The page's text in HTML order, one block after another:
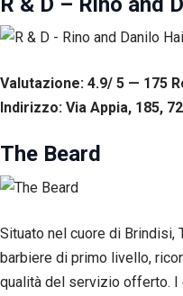
Valutazione: 4.9/ 5 — 175 R
Indirizzo: Via Appia, 185,
The Beard
Situato nel cuore di Brindisi,
barbiere di primo livello,
qualità del servizio offerto. I